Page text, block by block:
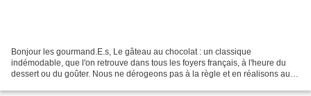
Bonjour les gourmand.E.s, Le gâteau au chocolat : un classique
indémodable, que l'on retrouve dans tous les foyers français, à l'heure du
dessert ou du goûter. Nous ne dérogeons pas à la règle et en réalisons au